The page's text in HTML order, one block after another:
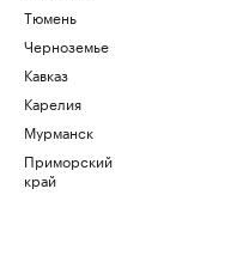
Тюмень
Черноземье
Кавказ
Карелия
Мурманск
Приморский
край